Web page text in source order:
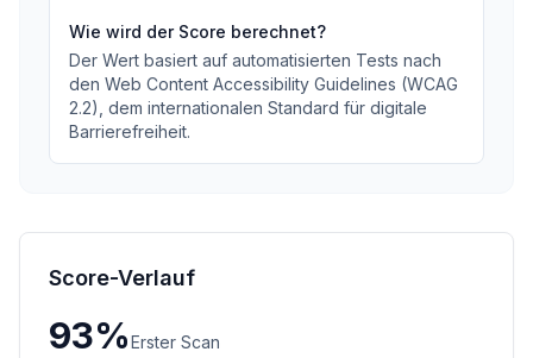
Wie wird der Score berechnet?
Der Wert basiert auf automatisierten Tests nach
den Web Content Accessibility Guidelines (WCAG
2.2), dem internationalen Standard für digitale
Barrierefreiheit.
Score-Verlauf
93%Erster Scan